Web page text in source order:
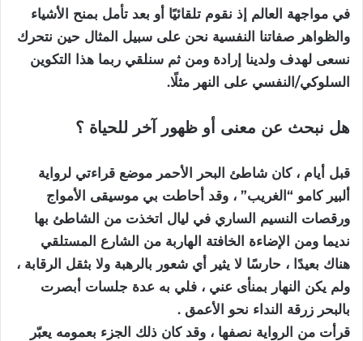
في مواجهة العالم إذ نقوم تلقائيًا أو بعد تأمل بمنح الأشياء
والظواهر صفاتنا النفسية نحن على سبيل المثال حين نتحرك
نسعى لهدف ولدينا إرادة ومن ثم سنلقي ربما هذا التكوين
السلوكي/النفسي على النهر مثلًا.
هل نبحث عن معنى أو ظهور آخر للحياة ؟
قبل أيام ، كان شاطئ البحر الأحمر موضع قراءتي لرواية
ألبير كامو “الغريب” ، وقد أحاطت بي موسيقى الأمواج
ورقصات النسيم الساري في ليال اتخذت من الشاطئ بها
نديما ومن الإضاءة الخافتة الهاربة من الشارع المستلقي
هناك بعيدًا ، حارسًا لا يثير أي شعور بالرهبة ولا بثقل الرقابة ،
ولم يكن النهار بمنأى عني ، فلي به عدة جلسات أبصرت
بالبحر زرقة النداء نحو الأعمق .
قرأت من الرواية نصفها ، وقد كان ذلك الجزء بعمومه يعبّر